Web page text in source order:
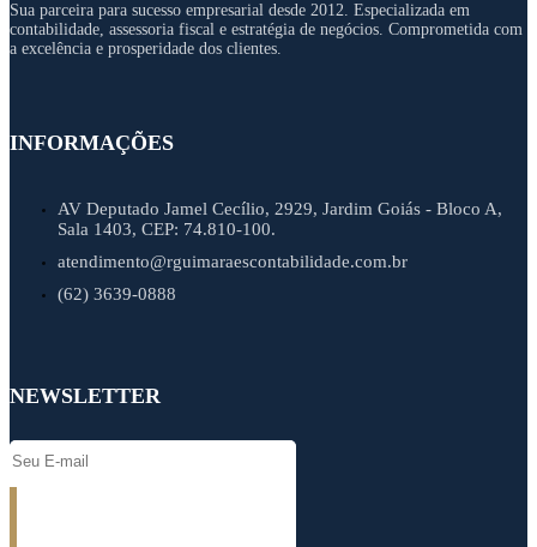
Sua parceira para sucesso empresarial desde 2012. Especializada em
contabilidade, assessoria fiscal e estratégia de negócios. Comprometida com
a excelência e prosperidade dos clientes.
INFORMAÇÕES
AV Deputado Jamel Cecílio, 2929, Jardim Goiás - Bloco A,
Sala 1403, CEP: 74.810-100.
atendimento@rguimaraescontabilidade.com.br
(62) 3639-0888
NEWSLETTER